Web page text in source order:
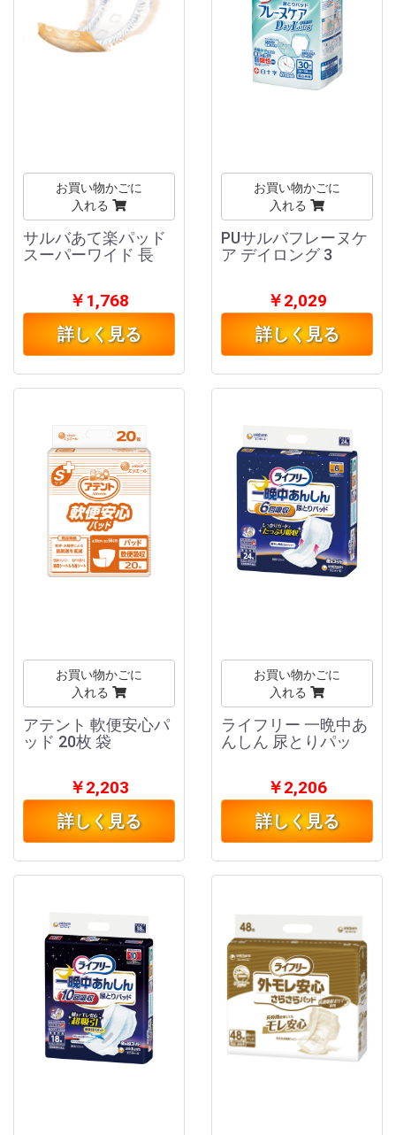
お買い物かごに
入れる
サルバあて楽パッド
スーパーワイド 長
￥1,768
詳しく見る
お買い物かごに
入れる
PUサルバフレーヌケ
ア デイロング 3
￥2,029
詳しく見る
お買い物かごに
入れる
アテント 軟便安心パ
ッド 20枚 袋
￥2,203
詳しく見る
お買い物かごに
入れる
ライフリー 一晩中あ
んしん 尿とりパッ
￥2,206
詳しく見る